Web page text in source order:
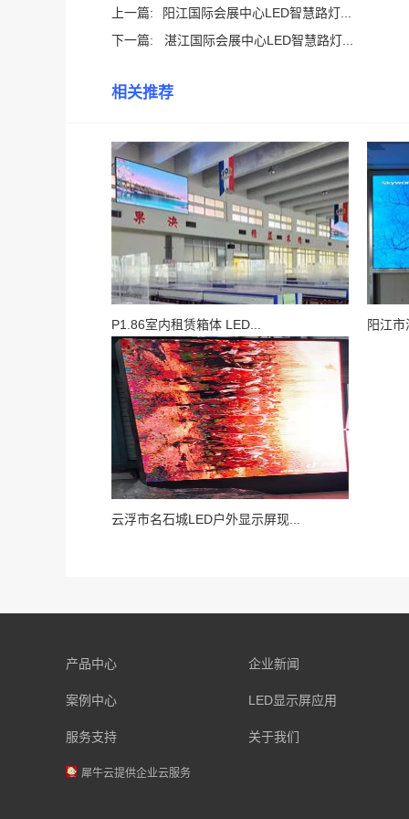
上一篇:
阳江国际会展中心LED智慧路灯...
下一篇:
湛江国际会展中心LED智慧路灯...
相关推荐
P1.86室内租赁箱体 LED... 阳江
云浮市名石城LED户外显示屏现...
产品中心 企业新闻
案例中心 LED显示屏应用
服务支持 关于我们
犀牛云提供企业云服务